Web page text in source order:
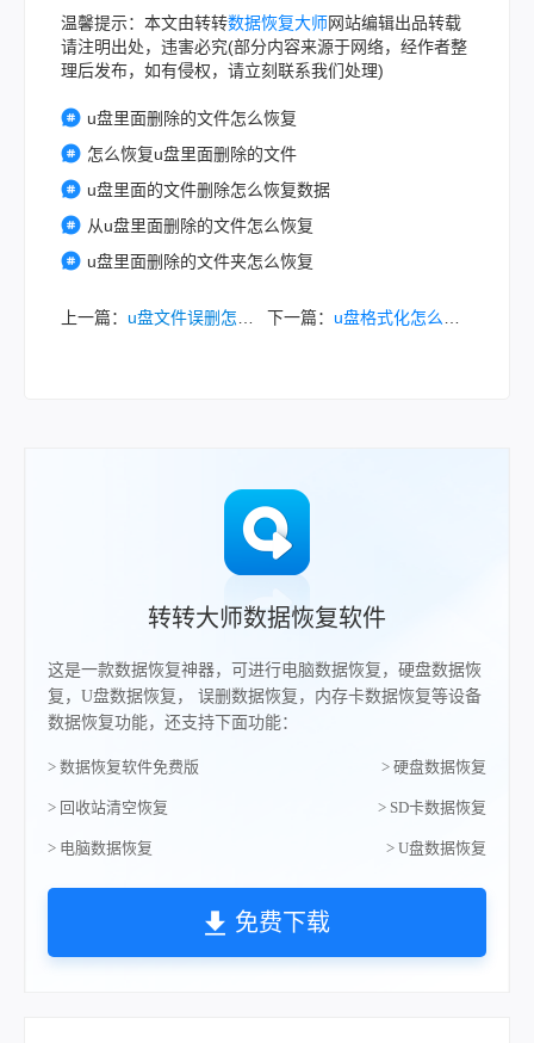
温馨提示：本文由转转数据恢复大师网站编辑出品转载
请注明出处，违害必究(部分内容来源于网络，经作者整
理后发布，如有侵权，请立刻联系我们处理)
u盘里面删除的文件怎么恢复
怎么恢复u盘里面删除的文件
u盘里面的文件删除怎么恢复数据
从u盘里面删除的文件怎么恢复
u盘里面删除的文件夹怎么恢复
上一篇： u盘文件误删怎么恢复数据？教你轻松恢复数据！ 下一篇： u盘格式化怎么办恢复数据 - 全面解析恢复数据的方法
转转大师数据恢复软件
这是一款数据恢复神器，可进行电脑数据恢复，硬盘数据恢
复，U盘数据恢复， 误删数据恢复，内存卡数据恢复等设备
数据恢复功能，还支持下面功能：
> 数据恢复软件免费版 > 硬盘数据恢复
> 回收站清空恢复 > SD卡数据恢复
> 电脑数据恢复 > U盘数据恢复
免费下载